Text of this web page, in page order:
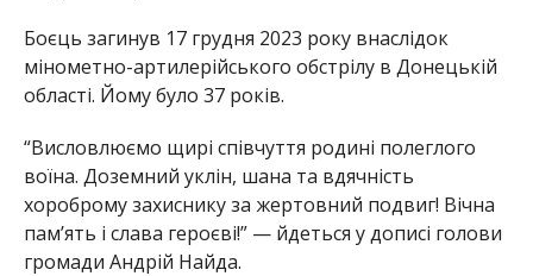
Боєць загинув 17 грудня 2023 року внаслідок
мінометно-артилерійського обстрілу в Донецькій
області. Йому було 37 років.
“Висловлюємо щирі співчуття родині полеглого
воїна. Доземний уклін, шана та вдячність
хороброму захиснику за жертовний подвиг! Вічна
пам’ять і слава героєві!” — йдеться у дописі голови
громади Андрій Найда.